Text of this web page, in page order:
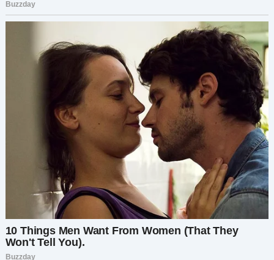
лениво потягиваясь. — Это было как сцена из
фильма.
Ной тут же поделился последними слухами:
— Говорят, им влепили приличный штраф, и они
окончательно уехали из района.
Лариса улыбнулась и произнесла:
— Теперь можем жить спокойно, правда,
Гриша?
Я кивнул, чувствуя, как рядом со мной — семья,
пусть и не по крови, но по духу. Мы смеялись,
делились планами, пили чай и просто были
вместе.